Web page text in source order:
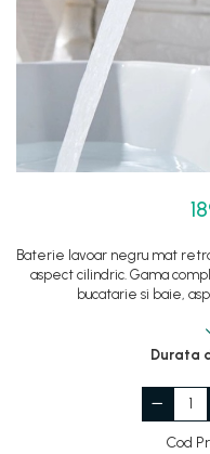
Set dus complet echipat
Suport prindere para dus
Baterie salon
Baterii bideu
Baterii cada-Coloana
Dus baie complet
Baterie lavoar negru mat
aspect cilindric. Gama
bucatarie si baie,
Durata
Cod